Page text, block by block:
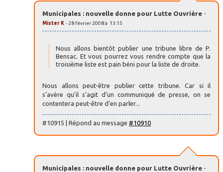
Municipales : nouvelle donne pour Lutte Ouvrière -
Mister K - 28 février 2008 à 13:15
Nous allons bientôt publier une tribune libre de P.
Bensac. Et vous pourrez vous rendre compte que la
troisième liste est pain béni pour la liste de droite.
Nous allons peut-être publier cette tribune. Car si il
s’avère qu’il s’agit d’un communiqué de presse, on se
contentera peut-être d’en parler...
#10915 | Répond au message #10910
Municipales : nouvelle donne pour Lutte Ouvrière -